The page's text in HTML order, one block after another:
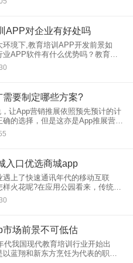
业转变，于这里作为大家阐述出
APP对企业有好处吗
环境下,教育培训APP开发前景如
APP软件有什么优势吗？教育类
目前行业市场发展未全然成熟
开发公司来说是依然是有极大
需要制定哪些方案?
让App营销推展依照预先预计的计
的选择，但是这亦是App推展营运
之一。由于有所不同的推广人员
的推广方式，因此App软件商家便
入口优选商城app
上了快速通讯年代的移动互联
火花呢?在应用公园看来，传统企
，打造移动互联网应用软件，顺
是传统企业较好的出路。 商城
市场前景不可低估
我国现代教育培训行业开始出
蓝翔和新东方烹饪为代表的职业